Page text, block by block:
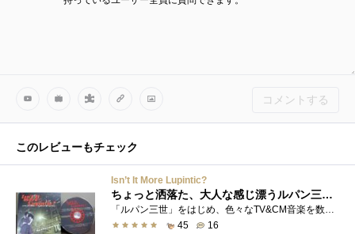
コメントする
このレビューもチェック
Isn’t It More Lupintic?
ちょっと洒落た、大人な感じ漂うルパン三世のCD(本当か?)
「ルパン三世」をはじめ、色々なTV&CM音楽を数多く担当してきた、大野雄二さんが率いるジャズバンドによるジャズアルバムです。構成メンバ�...
45
16